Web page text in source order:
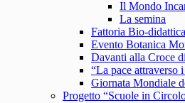
Il Mondo
La semina
Fattoria Bio-
Evento Botanica
Davanti alla Croce
“La pace attraverso
Giornata Mondiale
Progetto “Scuole in